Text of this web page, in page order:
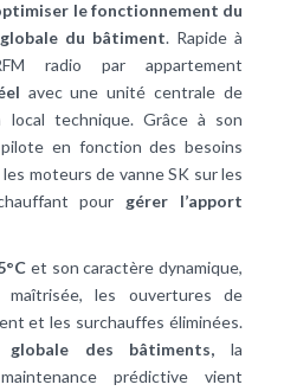
le fonctionnement du
du bâtiment. Rapide à
radio par appartement
avec une unité centrale de
technique. Grâce à son
en fonction des besoins
moteurs de vanne SK sur les
pour gérer l’apport
et son caractère dynamique,
maîtrisée, les ouvertures de
et les surchauffes éliminées.
globale des bâtiments, la
prédictive vient